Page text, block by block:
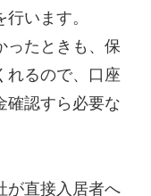
います。
ったときも、保
れるので、口座
確認すら必要な
が直接入居者へ